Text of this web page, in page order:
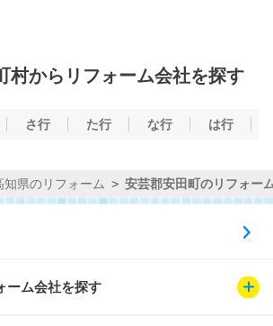
村からリフォーム会社を探す
さ行 た行 な行 は行
知県のリフォーム 安芸郡安田町のリフォー
ーム会社を探す